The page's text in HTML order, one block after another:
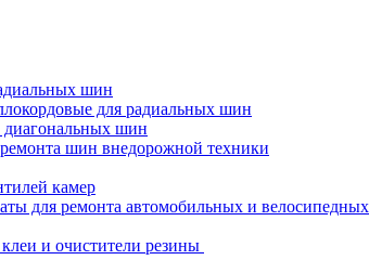
шин
для радиальных шин
диагональных шин
шин внедорожной техники
камер
для ремонта автомобильных и
и очистители резины